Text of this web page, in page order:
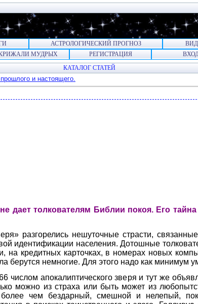
АСТРОЛОГИЧЕСКИЙ ПРОГНОЗ
МУДРЫХ РЕГИСТРАЦИЯ
КАТАЛОГ СТАТЕЙ
и настоящего.
дает толкователям Библии покоя. Его
разгорелись нешуточные страсти,
идентификации населения. Дотошные
на кредитных карточках, в номерах новых
берутся немногие. Для этого надо как минимум
числом апокалиптического зверя и тут же
можно из страха или быть может из
чем бездарный, смешной и нелепый,